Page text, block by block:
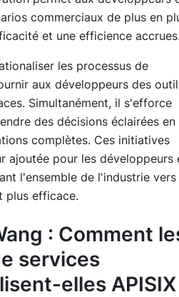
commerciaux de plus en
et une efficience
les processus de
aux développeurs des
Simultanément, il s'efforce
des décisions éclairées en
complètes. Ces initiatives
ajoutée pour les développeurs
l'ensemble de l'industrie vers
plus efficace.
: Comment
services
elles APISIX